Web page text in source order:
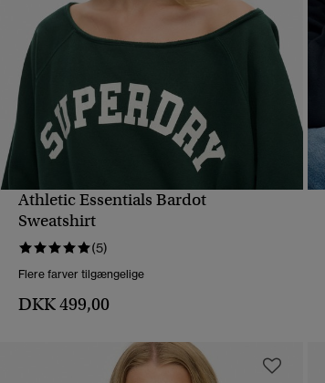
Athletic Essentials Bardot
Sweatshirt
(5)
Flere farver tilgængelige
DKK 499,00